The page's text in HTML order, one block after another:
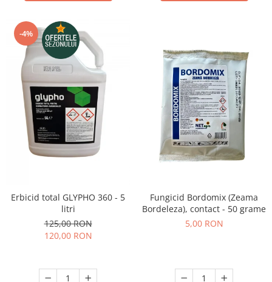
-4%
Erbicid total GLYPHO 360 - 5
litri
125,00 RON
120,00 RON
Fungicid Bordomix (Zeama
Bordeleza), contact - 50 grame
5,00 RON